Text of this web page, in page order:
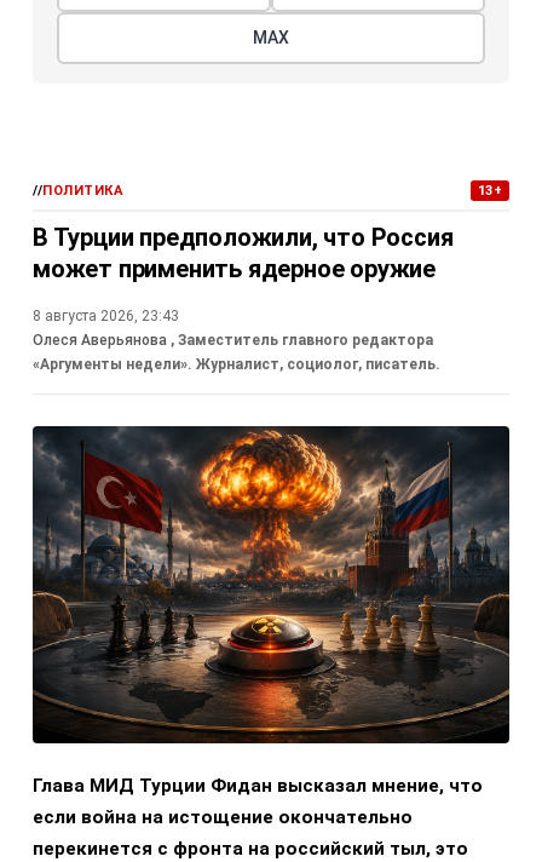
МАХ
//ПОЛИТИКА 13+
В Турции предположили, что Россия
может применить ядерное оружие
8 августа 2026, 23:43
Олеся Аверьянова , Заместитель главного редактора
«Аргументы недели». Журналист, социолог, писатель.
Глава МИД Турции Фидан высказал мнение, что
если война на истощение окончательно
перекинется с фронта на российский тыл, это